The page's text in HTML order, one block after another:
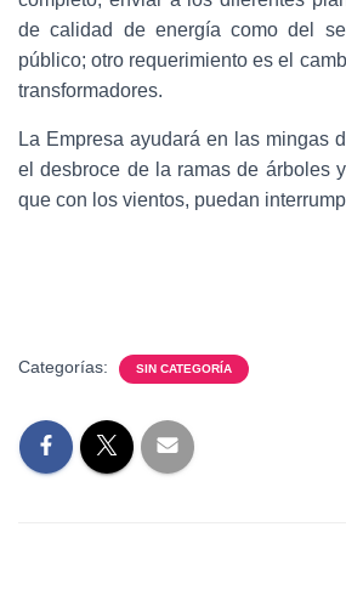
de calidad de energía como del
público; otro requerimiento es el
transformadores.
La Empresa ayudará en las mingas
el desbroce de la ramas de árboles
que con los vientos, puedan
Categorías: SIN CATEGORÍA